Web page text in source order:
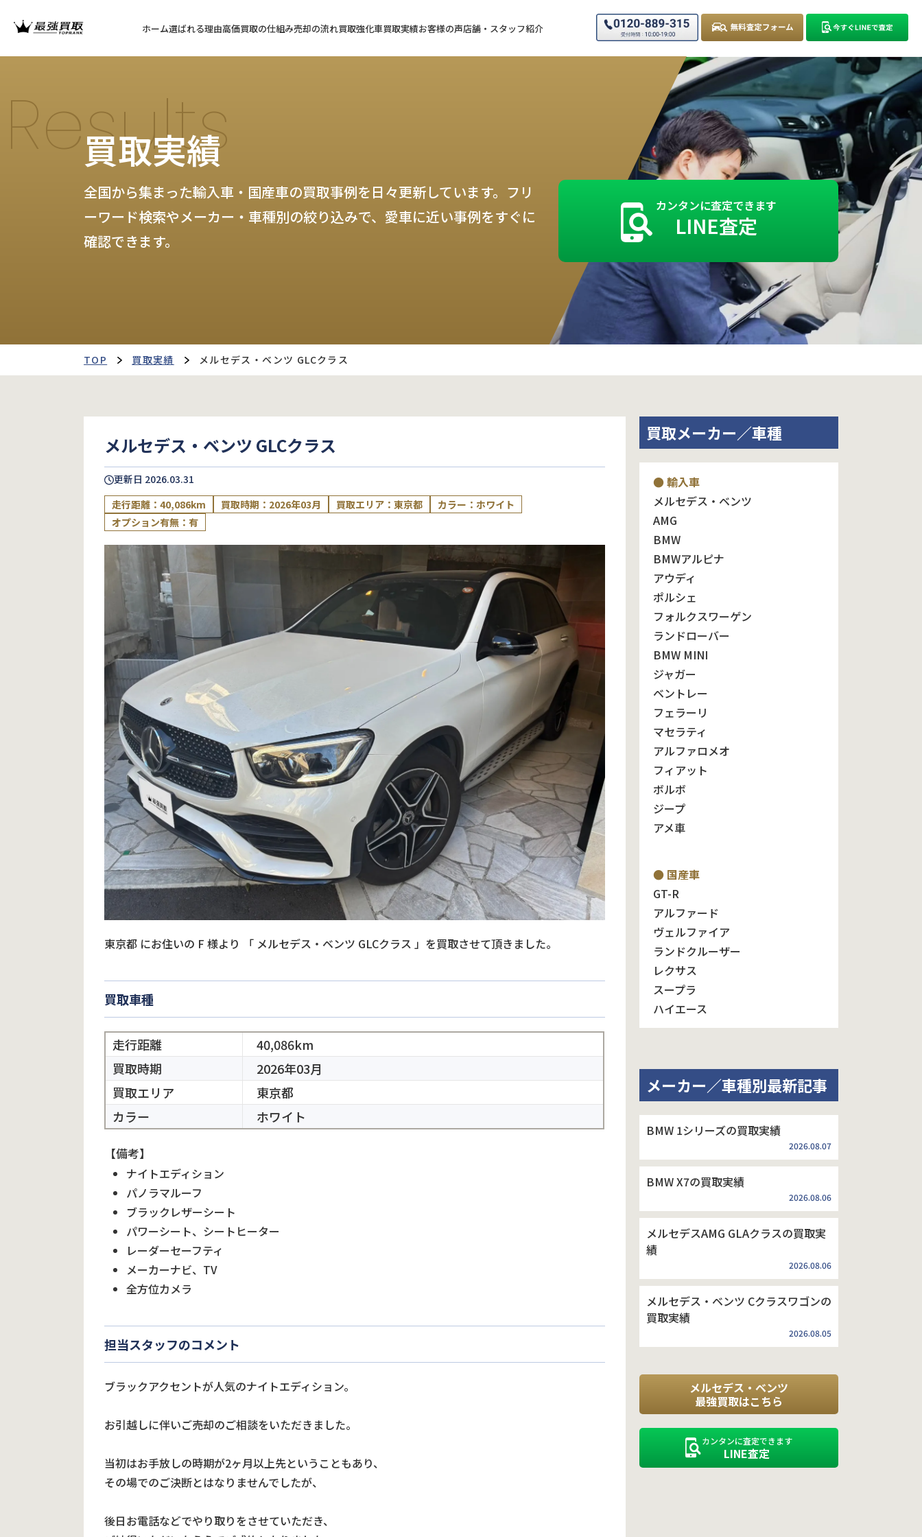
ホーム選ばれる理由高価買取の仕組み売却の流れ買取強化車買取実績お客様の声店舗・スタッフ紹介
Results
買取実績
全国から集まった輸入車・国産車の買取事例を日々更新しています。フリ
ーワード検索やメーカー・車種別の絞り込みで、愛車に近い事例をすぐに
確認できます。
カンタンに査定できます
LINE査定
TOP 買取実績 メルセデス・ベンツ GLCクラス
メルセデス・ベンツ GLCクラス
更新日 2026.03.31
走行距離：40,086km
買取時期：2026年03月 買取エリア：東京都
カラー：ホワイト
オプション有無：有
東京都 にお住いの F 様より 「 メルセデス・ベンツ GLCクラス 」を買取させて頂きました。
買取車種
走行距離
40,086km
買取時期
2026年03月
買取エリア
東京都
カラー
ホワイト
【備考】
ナイトエディション
パノラマルーフ
ブラックレザーシート
パワーシート、シートヒーター
レーダーセーフティ
メーカーナビ、TV
全方位カメラ
担当スタッフのコメント
ブラックアクセントが人気のナイトエディション。
お引越しに伴いご売却のご相談をいただきました。
当初はお手放しの時期が2ヶ月以上先ということもあり、
その場でのご決断とはなりませんでしたが、
後日お電話などでやり取りをさせていただき、
買取メーカー／車種
● 輸入車
メルセデス・ベンツ
AMG
BMW
BMWアルピナ
アウディ
ポルシェ
フォルクスワーゲン
ランドローバー
BMW MINI
ジャガー
ベントレー
フェラーリ
マセラティ
アルファロメオ
フィアット
ボルボ
ジープ
アメ車
● 国産車
GT-R
アルファード
ヴェルファイア
ランドクルーザー
レクサス
スープラ
ハイエース
メーカー／車種別最新記事
BMW 1シリーズの買取実績
2026.08.07
BMW X7の買取実績
2026.08.06
メルセデスAMG GLAクラスの買取実
績
2026.08.06
メルセデス・ベンツ Cクラスワゴンの
買取実績
2026.08.05
メルセデス・ベンツ
最強買取はこちら
カンタンに査定できます
LINE査定